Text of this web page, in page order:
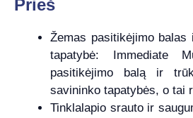
Prieš
Žemas pasitikėjimo balas
tapatybė: Immediate
pasitikėjimo balą ir
savininko tapatybės, o tai
Tinklalapio srauto ir